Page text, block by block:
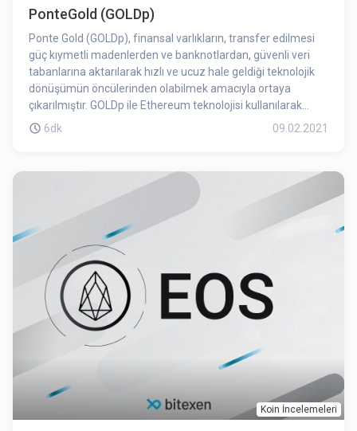
PonteGold (GOLDp)
Ponte Gold (GOLDp), finansal varlıkların, transfer edilmesi
güç kıymetli madenlerden ve banknotlardan, güvenli veri
tabanlarına aktarılarak hızlı ve ucuz hale geldiği teknolojik
dönüşümün öncülerinden olabilmek amacıyla ortaya
çıkarılmıştır. GOLDp ile Ethereum teknolojisi kullanılarak
%100 altına dayalı bir dijital varlık yatırım dünyasının
ile kalmıyor; aynı zamanda yatırımı toplumun tamamına
yaymak için geliştirilen teknik altyapısı ile de ucuz ve kolay
hale getiriyor. Böylece GOLDp, LBMA (London Bullion Market
Association) standartlarındaki altın külçelerini, ulusal ve
uluslararası mevzuat dikkate alınarak güvenli bir şekilde
yatırımcılar ile buluşturuyor.
6dk 09.02.2021
Koin İncelemeleri